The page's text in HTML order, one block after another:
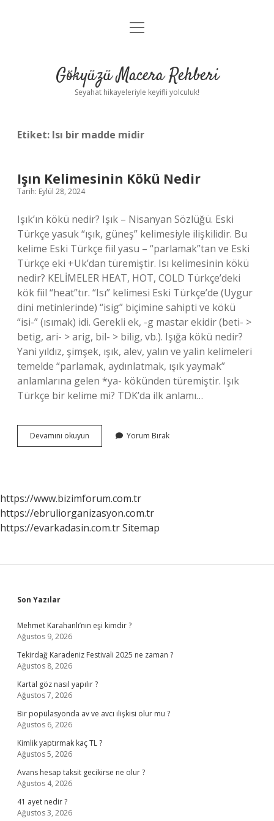
Anasayfa
Yasal Uyarı
menüyü
Gökyüzü Macera Rehberi
Seyahat hikayeleriyle keyifli yolculuk!
Etiket: Isı bir madde midir
Işın Kelimesinin Kökü Nedir
Tarih: Eylül 28, 2024
Işık’ın kökü nedir? Işık – Nisanyan Sözlüğü. Eski
Türkçe yasuk “ışık, güneş” kelimesiyle ilişkilidir. Bu
kelime Eski Türkçe fiil yasu – “parlamak”tan ve Eski
Türkçe eki +Uk’dan türemiştir. Isı kelimesinin kökü
nedir? KELİMELER HEAT, HOT, COLD Türkçe’deki
kök fiil “heat”tır. “Isı” kelimesi Eski Türkçe’de (Uygur
dini metinlerinde) “isig” biçimine sahipti ve kökü
“isi-” (ısımak) idi. Gerekli ek, -g mastar ekidir (beti- >
betig, ari- > arig, bil- > bilig, vb.). Işığa kökü nedir?
Yani yıldız, şimşek, ışık, alev, yalın ve yalin kelimeleri
temelde “parlamak, aydınlatmak, ışık yaymak”
anlamlarına gelen *ya- kökünden türemiştir. Işık
Türkçe bir kelime mi? TDK’da ilk anlamı…
Devamını okuyun
Kelimesinin
Yorum Bırak
https://www.bizimforum.com.tr
https://ebruliorganizasyon.com.tr
https://evarkadasin.com.trSitemap
Sidebar
Son Yazılar
Mehmet Karahanlı’nın eşi kimdir ?
Ağustos 9, 2026
Tekirdağ Karadeniz Festivali 2025 ne zaman ?
Ağustos 8, 2026
Kartal göz nasıl yapılır ?
Ağustos 7, 2026
Bir popülasyonda av ve avcı ilişkisi olur mu ?
Ağustos 6, 2026
Kimlik yaptırmak kaç TL ?
Ağustos 5, 2026
Avans hesap taksit gecikirse ne olur ?
Ağustos 4, 2026
41 ayet nedir ?
Ağustos 3, 2026